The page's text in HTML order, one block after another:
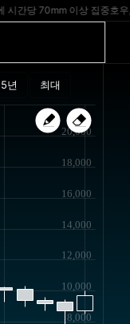
70mm 이상 집중호우, 침수
8,000
10,000
12,000
14,000
16,000
18,000
20,000